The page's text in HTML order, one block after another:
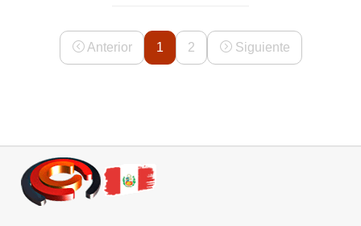
Anterior 1 2 Siguiente